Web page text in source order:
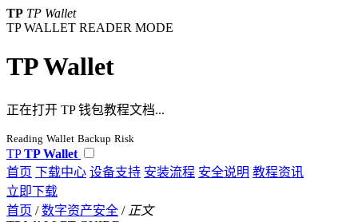
TP TP Wallet
TP WALLET READER MODE
TP Wallet
正在打开 TP 钱包教程文档...
Reading Wallet Backup Risk
TP TP Wallet
首页 下载中心 设备支持 安装流程 安全说明 教程资讯
立即下载
首页 / 数字资产安全 / 正文